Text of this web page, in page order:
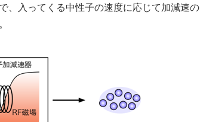
、入ってくる中性子の速度に応じて加減速の